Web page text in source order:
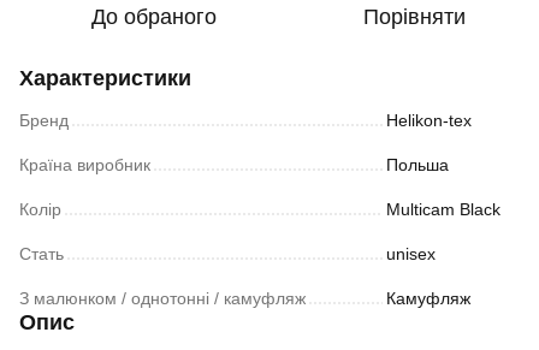
До обраного Порівняти
Характеристики
Бренд Helikon-tex
Країна виробник Польша
Колір Multicam Black
Стать unisex
З малюнком / однотонні / камуфляж Камуфляж
Опис